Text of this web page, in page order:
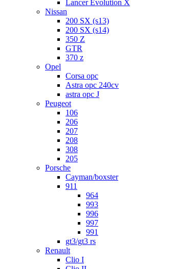
Lancer Evolution X
Nissan
200 SX (s13)
200 SX (s14)
350 Z
GTR
370 z
Opel
Corsa opc
Astra opc 240cv
astra opc J
Peugeot
106
206
207
208
308
205
Porsche
Cayman/boxster
911
964
993
996
997
991
gt3/gt3 rs
Renault
Clio I